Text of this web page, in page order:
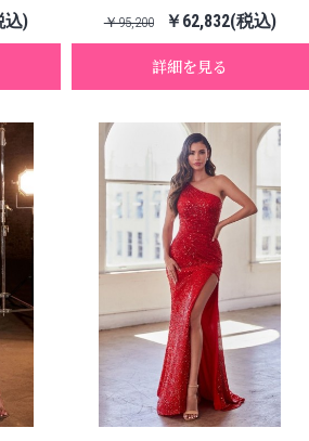
込) ￥95,200 ￥62,832(税込)
詳細を見る